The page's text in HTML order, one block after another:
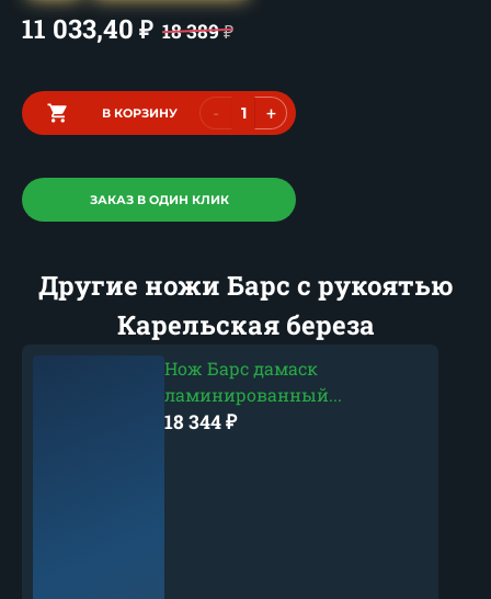
11 033,40 ₽ 18 389₽
В КОРЗИНУ - +
ЗАКАЗ В ОДИН КЛИК
Другие ножи Барс с рукоятью
Карельская береза
Нож Барс дамаск
ламинированный...
18 344₽